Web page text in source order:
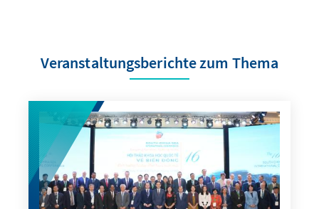
Veranstaltungsberichte zum Thema